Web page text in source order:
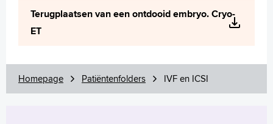
Language
English
Français
Polski
Terugplaatsen van een ontdooid embryo. Cryo-
ET
Homepage Patiëntenfolders IVF en ICSI